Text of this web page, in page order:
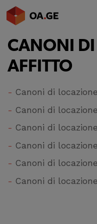
L’ORDINE
AMMINISTRAZIONE
ALBO
SEGRETERIA
SERVIZI
NEWS
CANONI
AFFITTO
Canoni di
Canoni di
Canoni di
Canoni di
Canoni di
Canoni di